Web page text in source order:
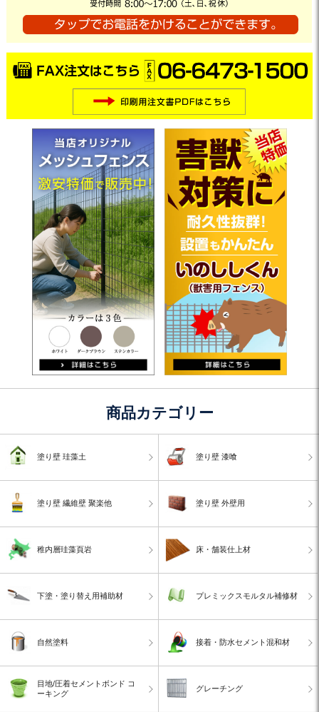
商品カテゴリー
塗り壁 珪藻土 塗り壁 漆喰
塗り壁 繊維壁 聚楽他 塗り壁 外壁用
稚内層珪藻頁岩 床・舗装仕上材
下塗・塗り替え用補助材 プレミックスモルタル補修材
自然塗料 接着・防水セメント混和材
目地/圧着セメントボンド コ
ーキング
グレーチング